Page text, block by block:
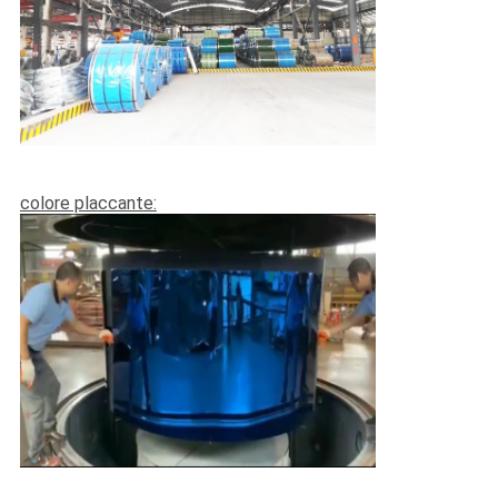
CASI
colore placcante: